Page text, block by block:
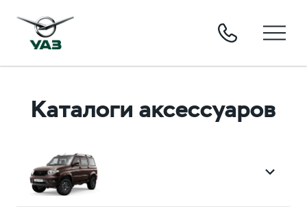
Каталоги аксессуаров